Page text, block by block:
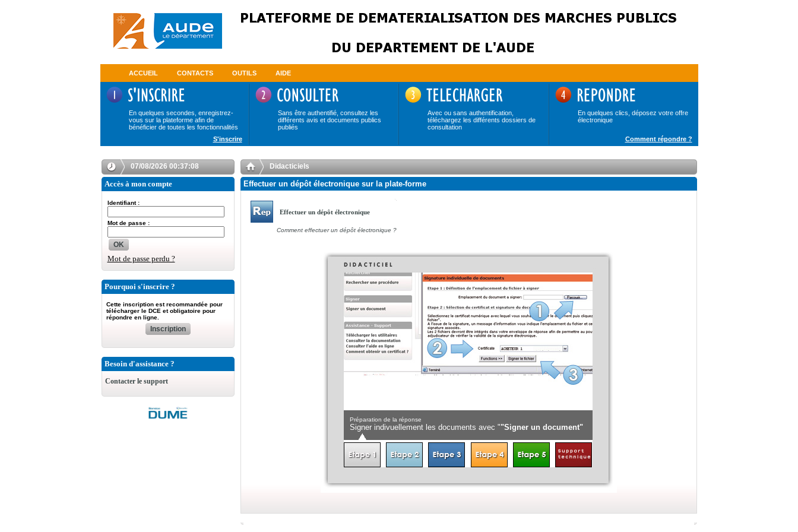
ACCUEIL CONTACTS OUTILS AIDE
En quelques secondes, enregistrez-
vous sur la plateforme afin de
bénéficier de toutes les fonctionnalités
Sans être authentifié, consultez les
différents avis et documents publics
publiés
Avec ou sans authentification,
téléchargez les différents dossiers de
consultation
En quelques clics, déposez votre offre
électronique
S'inscrire Comment répondre ?
07/08/2026 00:37:08
Accès à mon compte
Identifiant :
Mot de passe :
OK
Mot de passe perdu ?
Pourquoi s'inscrire ?
Cette inscription est recommandée pour
télécharger le DCE et obligatoire pour
répondre en ligne.
Inscription
Besoin d'assistance ?
Contacter le support
Didacticiels
Effectuer un dépôt électronique sur la plate-forme
Effectuer un dépôt électronique
Comment effectuer un dépôt électronique ?
Préparation de la réponse
Signer indivuellement les documents avec ""Signer un document"